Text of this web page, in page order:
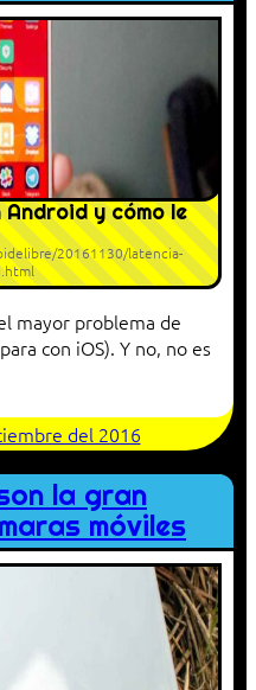
y cómo le
20161130/latencia-
mayor problema de
con iOS). Y no, no es
del 2016
la gran
móviles